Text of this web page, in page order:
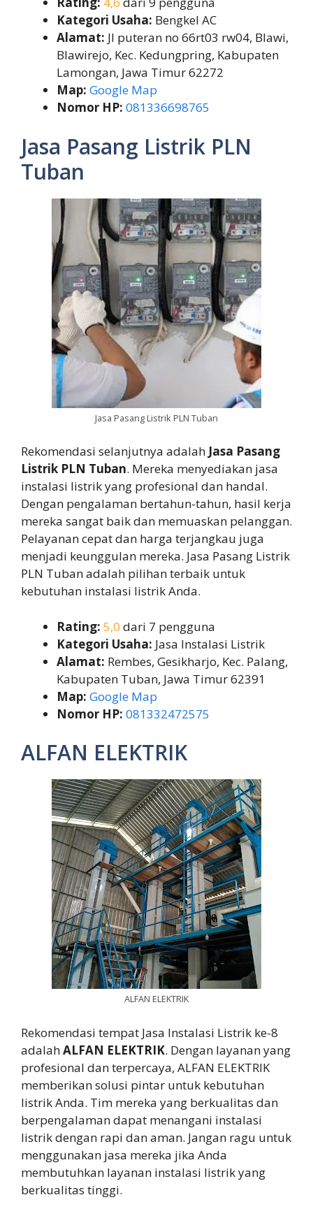
Kategori Usaha: Bengkel AC
Alamat: Jl puteran no 66rt03 rw04, Blawi,
Blawirejo, Kec. Kedungpring, Kabupaten
Lamongan, Jawa Timur 62272
Map: Google Map
Nomor HP: 081336698765
Jasa Pasang Listrik PLN
Tuban
Jasa Pasang Listrik PLN Tuban
Rekomendasi selanjutnya adalah Jasa Pasang
Listrik PLN Tuban. Mereka menyediakan jasa
instalasi listrik yang profesional dan handal.
Dengan pengalaman bertahun-tahun, hasil kerja
mereka sangat baik dan memuaskan pelanggan.
Pelayanan cepat dan harga terjangkau juga
menjadi keunggulan mereka. Jasa Pasang Listrik
PLN Tuban adalah pilihan terbaik untuk
kebutuhan instalasi listrik Anda.
Rating: 5,0 dari 7 pengguna
Kategori Usaha: Jasa Instalasi Listrik
Alamat: Rembes, Gesikharjo, Kec. Palang,
Kabupaten Tuban, Jawa Timur 62391
Map: Google Map
Nomor HP: 081332472575
ALFAN ELEKTRIK
ALFAN ELEKTRIK
Rekomendasi tempat Jasa Instalasi Listrik ke-8
adalahALFAN ELEKTRIK. Dengan layanan yang
profesional dan terpercaya, ALFAN ELEKTRIK
memberikan solusi pintar untuk kebutuhan
listrik Anda. Tim mereka yang berkualitas dan
berpengalaman dapat menangani instalasi
listrik dengan rapi dan aman. Jangan ragu untuk
menggunakan jasa mereka jika Anda
membutuhkan layanan instalasi listrik yang
berkualitas tinggi.